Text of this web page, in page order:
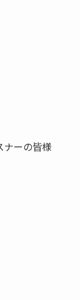
ナーの皆様